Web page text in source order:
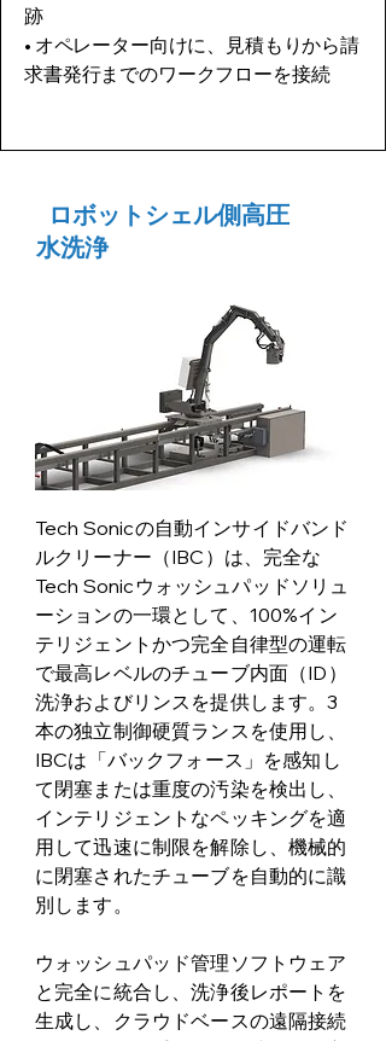
跡
• オペレーター向けに、見積もりから請
求書発行までのワークフローを接続
ロボットシェル側高圧
水洗浄
Tech Sonicの自動インサイドバンド
ルクリーナー（IBC）は、完全な
Tech Sonicウォッシュパッドソリュ
ーションの一環として、100%イン
テリジェントかつ完全自律型の運転
で最高レベルのチューブ内面（ID）
洗浄およびリンスを提供します。3
本の独立制御硬質ランスを使用し、
IBCは「バックフォース」を感知し
て閉塞または重度の汚染を検出し、
インテリジェントなペッキングを適
用して迅速に制限を解除し、機械的
に閉塞されたチューブを自動的に識
別します。
ウォッシュパッド管理ソフトウェア
と完全に統合し、洗浄後レポートを
生成し、クラウドベースの遠隔接続